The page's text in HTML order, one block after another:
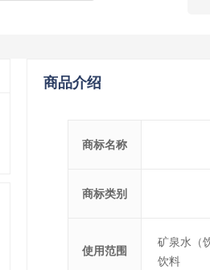
商品介绍
商标名称
商标类别
使用范围
矿泉水（
饮料